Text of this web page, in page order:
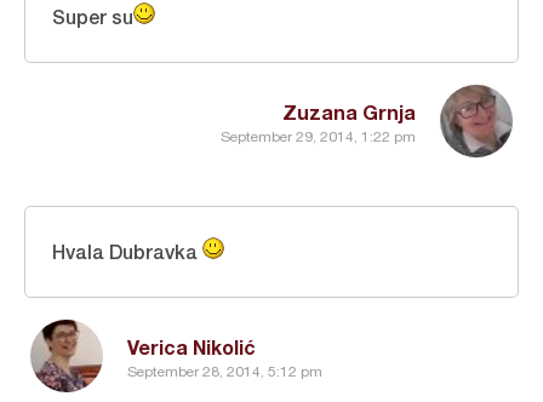
Zuzana Grnja
September 29, 2014, 1:22 pm
Super su
Verica Nikolić
September 28, 2014, 5:12 pm
Hvala Dubravka